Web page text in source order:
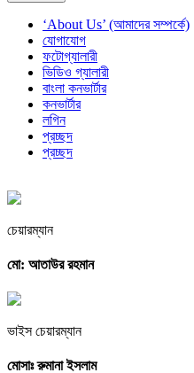
‘About Us’ (আমাদের সম্পর্কে)
যোগাযোগ
ফটোগ্যালারী
ভিডিও গ্যালারী
বাংলা কনভার্টার
কনভার্টার
লগিন
প্রচ্ছদ
প্রচ্ছদ
চেয়ারম্যান
মো: আতাউর রহমান
ভাইস চেয়ারম্যান
মোসাঃ রুমানা ইসলাম